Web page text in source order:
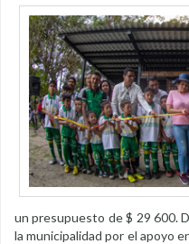
un presupuesto de $ 29 600.
la municipalidad por el apoyo